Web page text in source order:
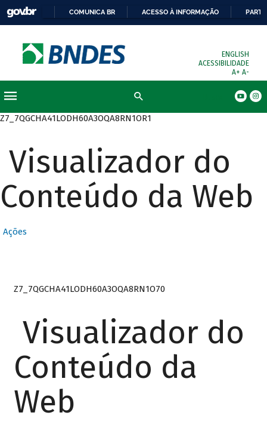
COMUNICA BR ACESSO À INFORMAÇÃO
ENGLISH
ACESSIBILIDADE
A+ A-
Z7_7QGCHA41LODH60A3OQA8RN1OR1
Visualizador do
Conteúdo da Web
Ações
Z7_7QGCHA41LODH60A3OQA8RN1O70
Visualizador do
Conteúdo da
Web